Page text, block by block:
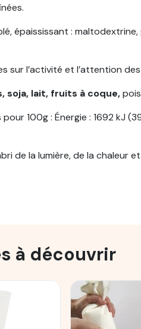
épaississant :
sur l’activité et l’attention
soja, lait, fruits à coque,
100g : Énergie : 1692 kJ
de la lumière, de la chaleur
à découvrir